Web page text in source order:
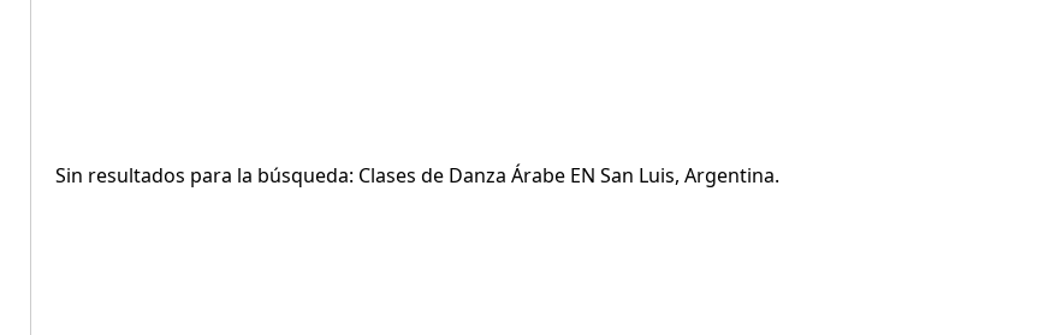
Sin resultados para la búsqueda: Clases de Danza Árabe EN San Luis, Argentina.